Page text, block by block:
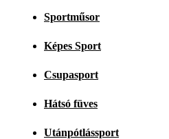
Sportműsor
Képes Sport
Csupasport
Hátsó füves
Utánpótlássport